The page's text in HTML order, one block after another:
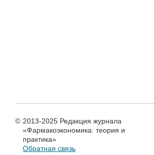
© 2013-2025 Редакция журнала
«Фармакоэкономика: теория и
практика»
Обратная связь